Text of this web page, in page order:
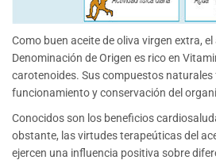
Como buen aceite de oliva virgen extra,
Denominación de Origen es rico en
carotenoides. Sus compuestos
funcionamiento y conservación del
Conocidos son los beneficios
obstante, las virtudes terapeúticas del
ejercen una influencia positiva sobre